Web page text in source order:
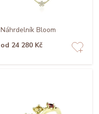
Náhrdelník Bloom
od 24 280 Kč